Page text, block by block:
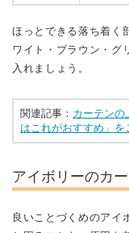
ほっとできる落ち着く
ワイト・ブラウン・グ
入れましょう。
関連記事： カーテンの
はこれがおすすめ」を
アイボリーのカ
良いことづくめのアイ